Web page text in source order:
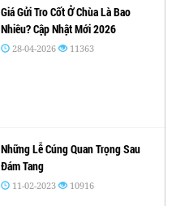
Giá Gửi Tro Cốt Ở Chùa Là Bao
Nhiêu? Cập Nhật Mới 2026
28-04-2026 11363
Những Lễ Cúng Quan Trọng Sau
Đám Tang
11-02-2023 10916